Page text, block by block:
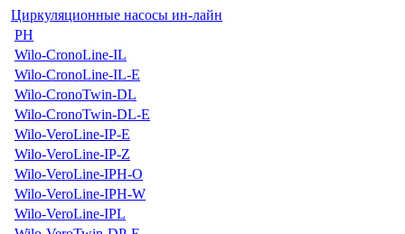
Циркуляционные насосы ин-лайн
PH
Wilo-CronoLine-IL
Wilo-CronoLine-IL-E
Wilo-CronoTwin-DL
Wilo-CronoTwin-DL-E
Wilo-VeroLine-IP-E
Wilo-VeroLine-IP-Z
Wilo-VeroLine-IPH-O
Wilo-VeroLine-IPH-W
Wilo-VeroLine-IPL